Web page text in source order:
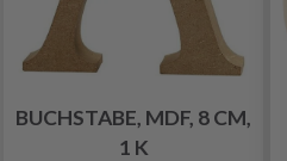
BUCHSTABE, MDF, 8 CM,
1 K